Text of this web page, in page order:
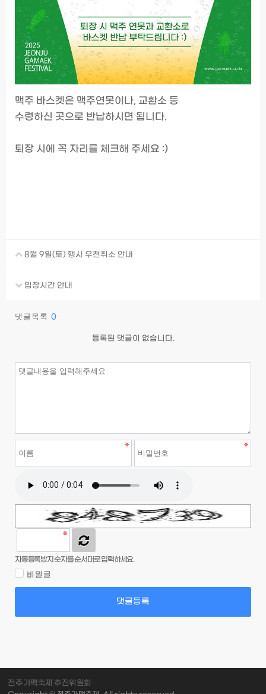
맥주 바스켓은 맥주연못이나, 교환소 등
수령하신 곳으로 반납하시면 됩니다.
퇴장 시에 꼭 자리를 체크해 주세요 :)
8월 9일(토) 행사 우천취소 안내
입장시간 안내
댓글목록 0
등록된 댓글이 없습니다.
자동등록방지 숫자를 순서대로 입력하세요.
비밀글
댓글등록
전주가맥축제 추진위원회